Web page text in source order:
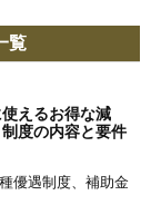
覧
えるお得な減
度の内容と要件
優遇制度、補助金